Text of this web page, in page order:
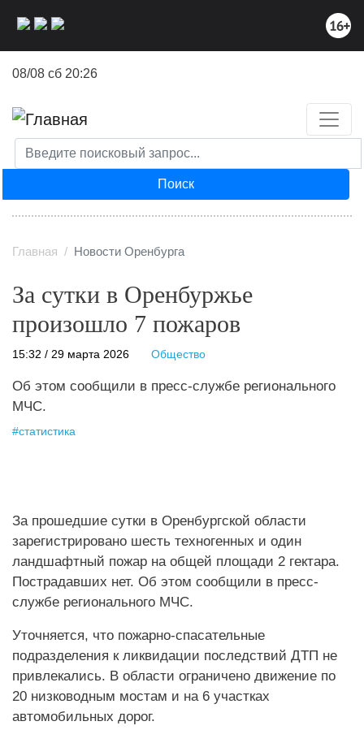
основному
08/08 сб 20:26
Поиск
Главная Новости Оренбурга
За сутки в Оренбуржье
произошло 7 пожаров
15:32 / 29 марта 2026 Общество
Об этом сообщили в пресс-службе регионального
МЧС.
#статистика
За прошедшие сутки в Оренбургской области
зарегистрировано шесть техногенных и один
ландшафтный пожар на общей площади 2 гектара.
Пострадавших нет. Об этом сообщили в пресс-
службе регионального МЧС.
Уточняется, что пожарно-спасательные
подразделения к ликвидации последствий ДТП не
привлекались. В области ограничено движение по
20 низководным мостам и на 6 участках
автомобильных дорог.